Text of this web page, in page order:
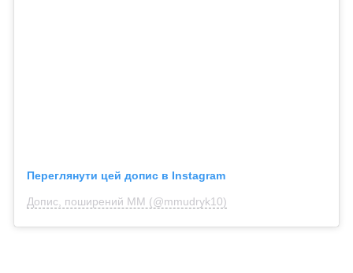
Переглянути цей допис в Instagram
Допис, поширений МM (@mmudryk10)